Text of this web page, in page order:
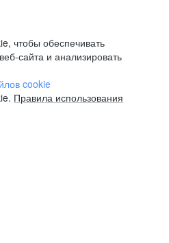
чтобы обеспечивать
сайта и анализировать
cookie
Правила использования